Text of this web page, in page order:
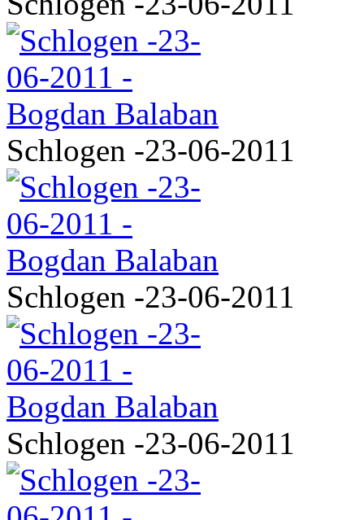
Schlogen -23-06-2011
Schlogen -23-06-2011
Schlogen -23-06-2011